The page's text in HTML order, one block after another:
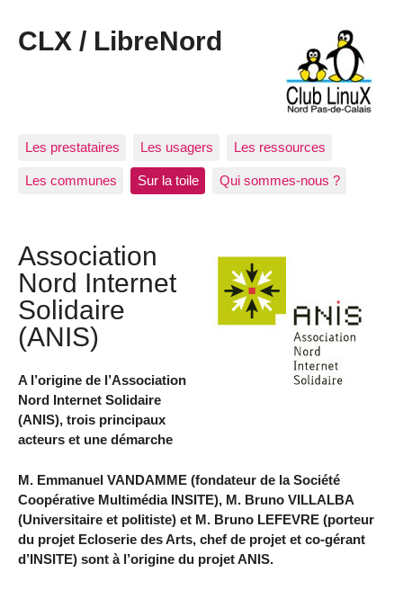
CLX / LibreNord
Les prestataires Les usagers Les ressources
Les communes Sur la toile Qui sommes-nous ?
Association
Nord Internet
Solidaire
(ANIS)
A l’origine de l’Association
Nord Internet Solidaire
(ANIS), trois principaux
acteurs et une démarche
M. Emmanuel VANDAMME (fondateur de la Société
Coopérative Multimédia INSITE), M. Bruno VILLALBA
(Universitaire et politiste) et M. Bruno LEFEVRE (porteur
du projet Ecloserie des Arts, chef de projet et co-gérant
d’INSITE) sont à l’origine du projet ANIS.